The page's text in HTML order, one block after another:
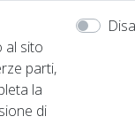
al sito
parti,
la
di